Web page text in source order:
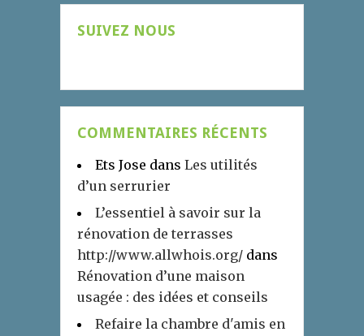
SUIVEZ NOUS
COMMENTAIRES RÉCENTS
Ets Jose dans Les utilités
d’un serrurier
L’essentiel à savoir sur la
rénovation de terrasses
http://www.allwhois.org/ dans
Rénovation d’une maison
usagée : des idées et conseils
Refaire la chambre d'amis en